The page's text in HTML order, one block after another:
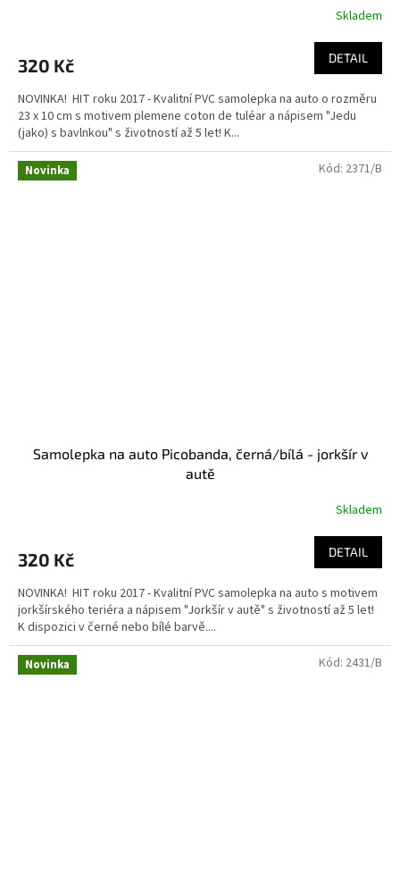
Skladem
320 Kč DETAIL
NOVINKA! HIT roku 2017 - Kvalitní PVC samolepka na auto o rozměru
23 x 10 cm s motivem plemene coton de tuléar a nápisem "Jedu
(jako) s bavlnkou" s životností až 5 let! K...
Novinka
Samolepka na auto Picobanda, černá/bílá - jorkšír v
autě
Skladem
320 Kč DETAIL
NOVINKA! HIT roku 2017 - Kvalitní PVC samolepka na auto s motivem
jorkšírského teriéra a nápisem "Jorkšír v autě" s životností až 5 let!
K dispozici v černé nebo bílé barvě....
Kód: 2371/B
Novinka Kód: 2431/B